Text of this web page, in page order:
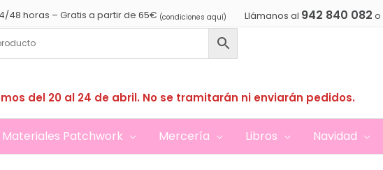
48 horas – Gratis a partir de 65€ (condiciones aquí) Llámanos al 942 840 082 o
del 20 al 24 de abril. No se tramitarán ni enviarán pedidos.
Materiales Patchwork Mercería Libros Navidad